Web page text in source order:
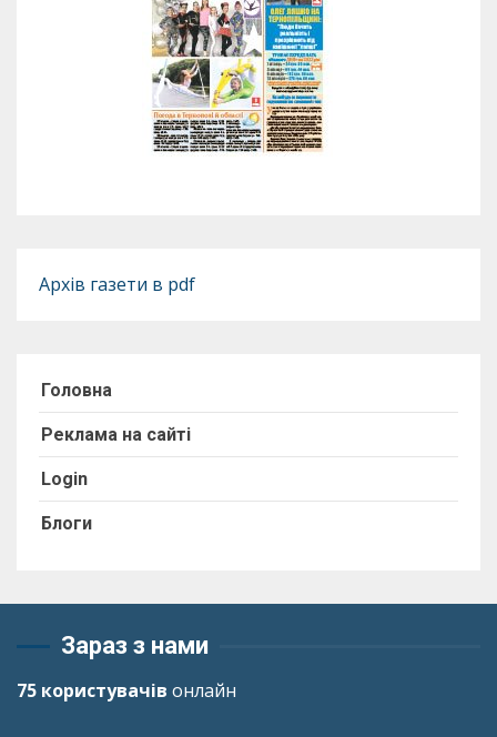
Архів газети в pdf
Головна
Реклама на сайті
Login
Блоги
Зараз з нами
75 користувачів онлайн